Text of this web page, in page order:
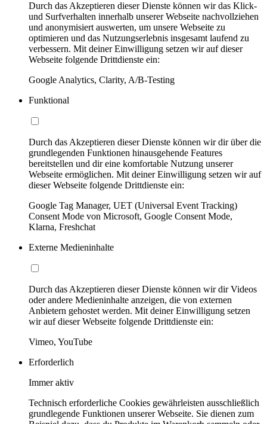
Durch das Akzeptieren dieser Dienste können wir das Klick-
und Surfverhalten innerhalb unserer Webseite nachvollziehen
und anonymisiert auswerten, um unsere Webseite zu
optimieren und das Nutzungserlebnis insgesamt laufend zu
verbessern. Mit deiner Einwilligung setzen wir auf dieser
Webseite folgende Drittdienste ein:
Google Analytics, Clarity, A/B-Testing
Funktional
Durch das Akzeptieren dieser Dienste können wir dir über die
grundlegenden Funktionen hinausgehende Features
bereitstellen und dir eine komfortable Nutzung unserer
Webseite ermöglichen. Mit deiner Einwilligung setzen wir auf
dieser Webseite folgende Drittdienste ein:
Google Tag Manager, UET (Universal Event Tracking)
Consent Mode von Microsoft, Google Consent Mode,
Klarna, Freshchat
Externe Medieninhalte
Durch das Akzeptieren dieser Dienste können wir dir Videos
oder andere Medieninhalte anzeigen, die von externen
Anbietern gehostet werden. Mit deiner Einwilligung setzen
wir auf dieser Webseite folgende Drittdienste ein:
Vimeo, YouTube
Erforderlich
Immer aktiv
Technisch erforderliche Cookies gewährleisten ausschließlich
grundlegende Funktionen unserer Webseite. Sie dienen zum